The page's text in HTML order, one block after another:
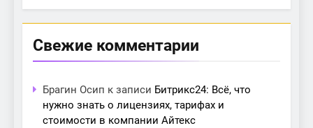
Свежие комментарии
Брагин Осип к записи Битрикс24: Всё, что
нужно знать о лицензиях, тарифах и
стоимости в компании Айтекс